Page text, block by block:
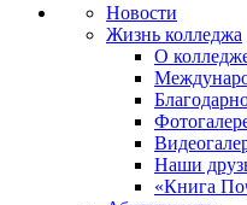
Новости
Жизнь колледжа
О
Наши
«Книга